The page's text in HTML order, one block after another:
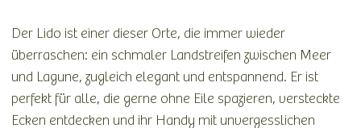
Der Lido ist einer dieser Orte, die immer wieder
überraschen: ein schmaler Landstreifen zwischen Meer
und Lagune, zugleich elegant und entspannend. Er ist
perfekt für alle, die gerne ohne Eile spazieren, versteckte
Ecken entdecken und ihr Handy mit unvergesslichen